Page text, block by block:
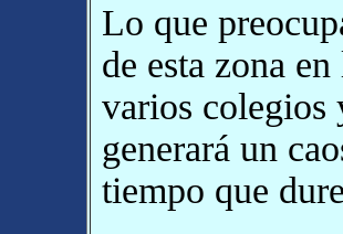
Lo que
de esta zona
varios colegios
generará un
tiempo que